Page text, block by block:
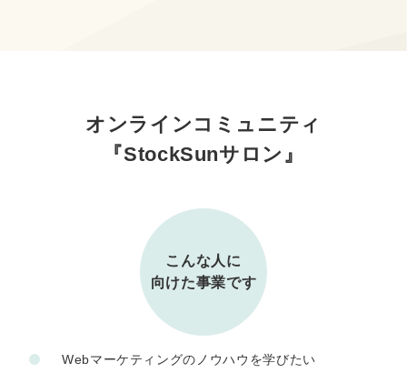
オンラインコミュニティ
『StockSunサロン』
こんな人に
向けた事業です
Webマーケティングのノウハウを学びたい